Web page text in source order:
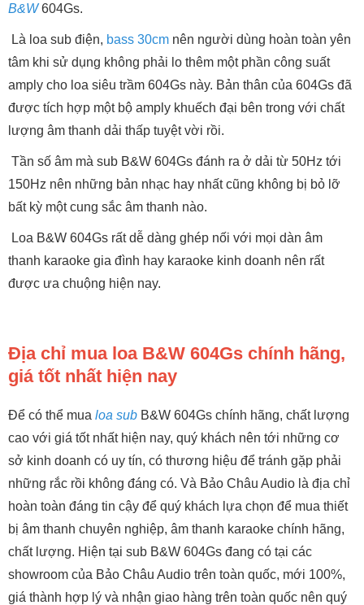
B&W604Gs.
Là loa sub điện, bass 30cm nên người dùng hoàn toàn yên
tâm khi sử dụng không phải lo thêm một phần công suất
amply cho loa siêu trầm 604Gs này. Bản thân của 604Gs đã
được tích hợp một bộ amply khuếch đại bên trong với chất
lượng âm thanh dải thấp tuyệt vời rồi.
Tần số âm mà sub B&W 604Gs đánh ra ở dải từ 50Hz tới
150Hz nên những bản nhạc hay nhất cũng không bị bỏ lỡ
bất kỳ một cung sắc âm thanh nào.
Loa B&W 604Gs rất dễ dàng ghép nối với mọi dàn âm
thanh karaoke gia đình hay karaoke kinh doanh nên rất
được ưa chuộng hiện nay.
Địa chỉ mua loa B&W 604Gs chính hãng,
giá tốt nhất hiện nay
Để có thể mua loa sub B&W 604Gs chính hãng, chất lượng
cao với giá tốt nhất hiện nay, quý khách nên tới những cơ
sở kinh doanh có uy tín, có thương hiệu để tránh gặp phải
những rắc rồi không đáng có. Và Bảo Châu Audio là địa chỉ
hoàn toàn đáng tin cậy để quý khách lựa chọn để mua thiết
bị âm thanh chuyên nghiệp, âm thanh karaoke chính hãng,
chất lượng. Hiện tại sub B&W 604Gs đang có tại các
showroom của Bảo Châu Audio trên toàn quốc, mới 100%,
giá thành hợp lý và nhận giao hàng trên toàn quốc nên quý